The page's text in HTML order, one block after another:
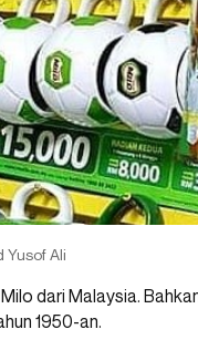
Yusof Ali
dari Malaysia.
1950-an.